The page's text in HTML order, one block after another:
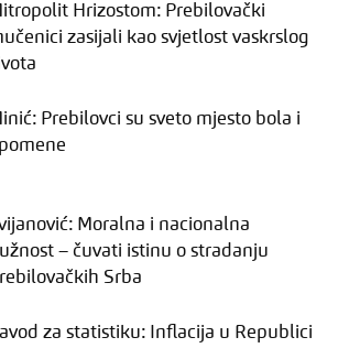
Hrizostom: Prebilovački
zasijali kao svjetlost vaskrslog
Prebilovci su sveto mjesto bola i
Moralna i nacionalna
– čuvati istinu o stradanju
Srba
za statistiku: Inflacija u Republici